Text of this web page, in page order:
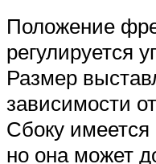
Положение
регулируется
Размер
зависимости
Сбоку
но она может